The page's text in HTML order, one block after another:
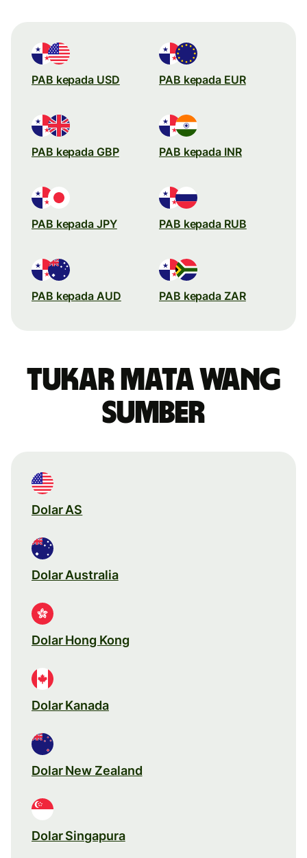
PAB kepada USD PAB kepada EUR
PAB kepada GBP PAB kepada INR
PAB kepada JPY PAB kepada RUB
PAB kepada AUD PAB kepada ZAR
Tukar mata wang
sumber
Dolar AS
Dolar Australia
Dolar Hong Kong
Dolar Kanada
Dolar New Zealand
Dolar Singapura